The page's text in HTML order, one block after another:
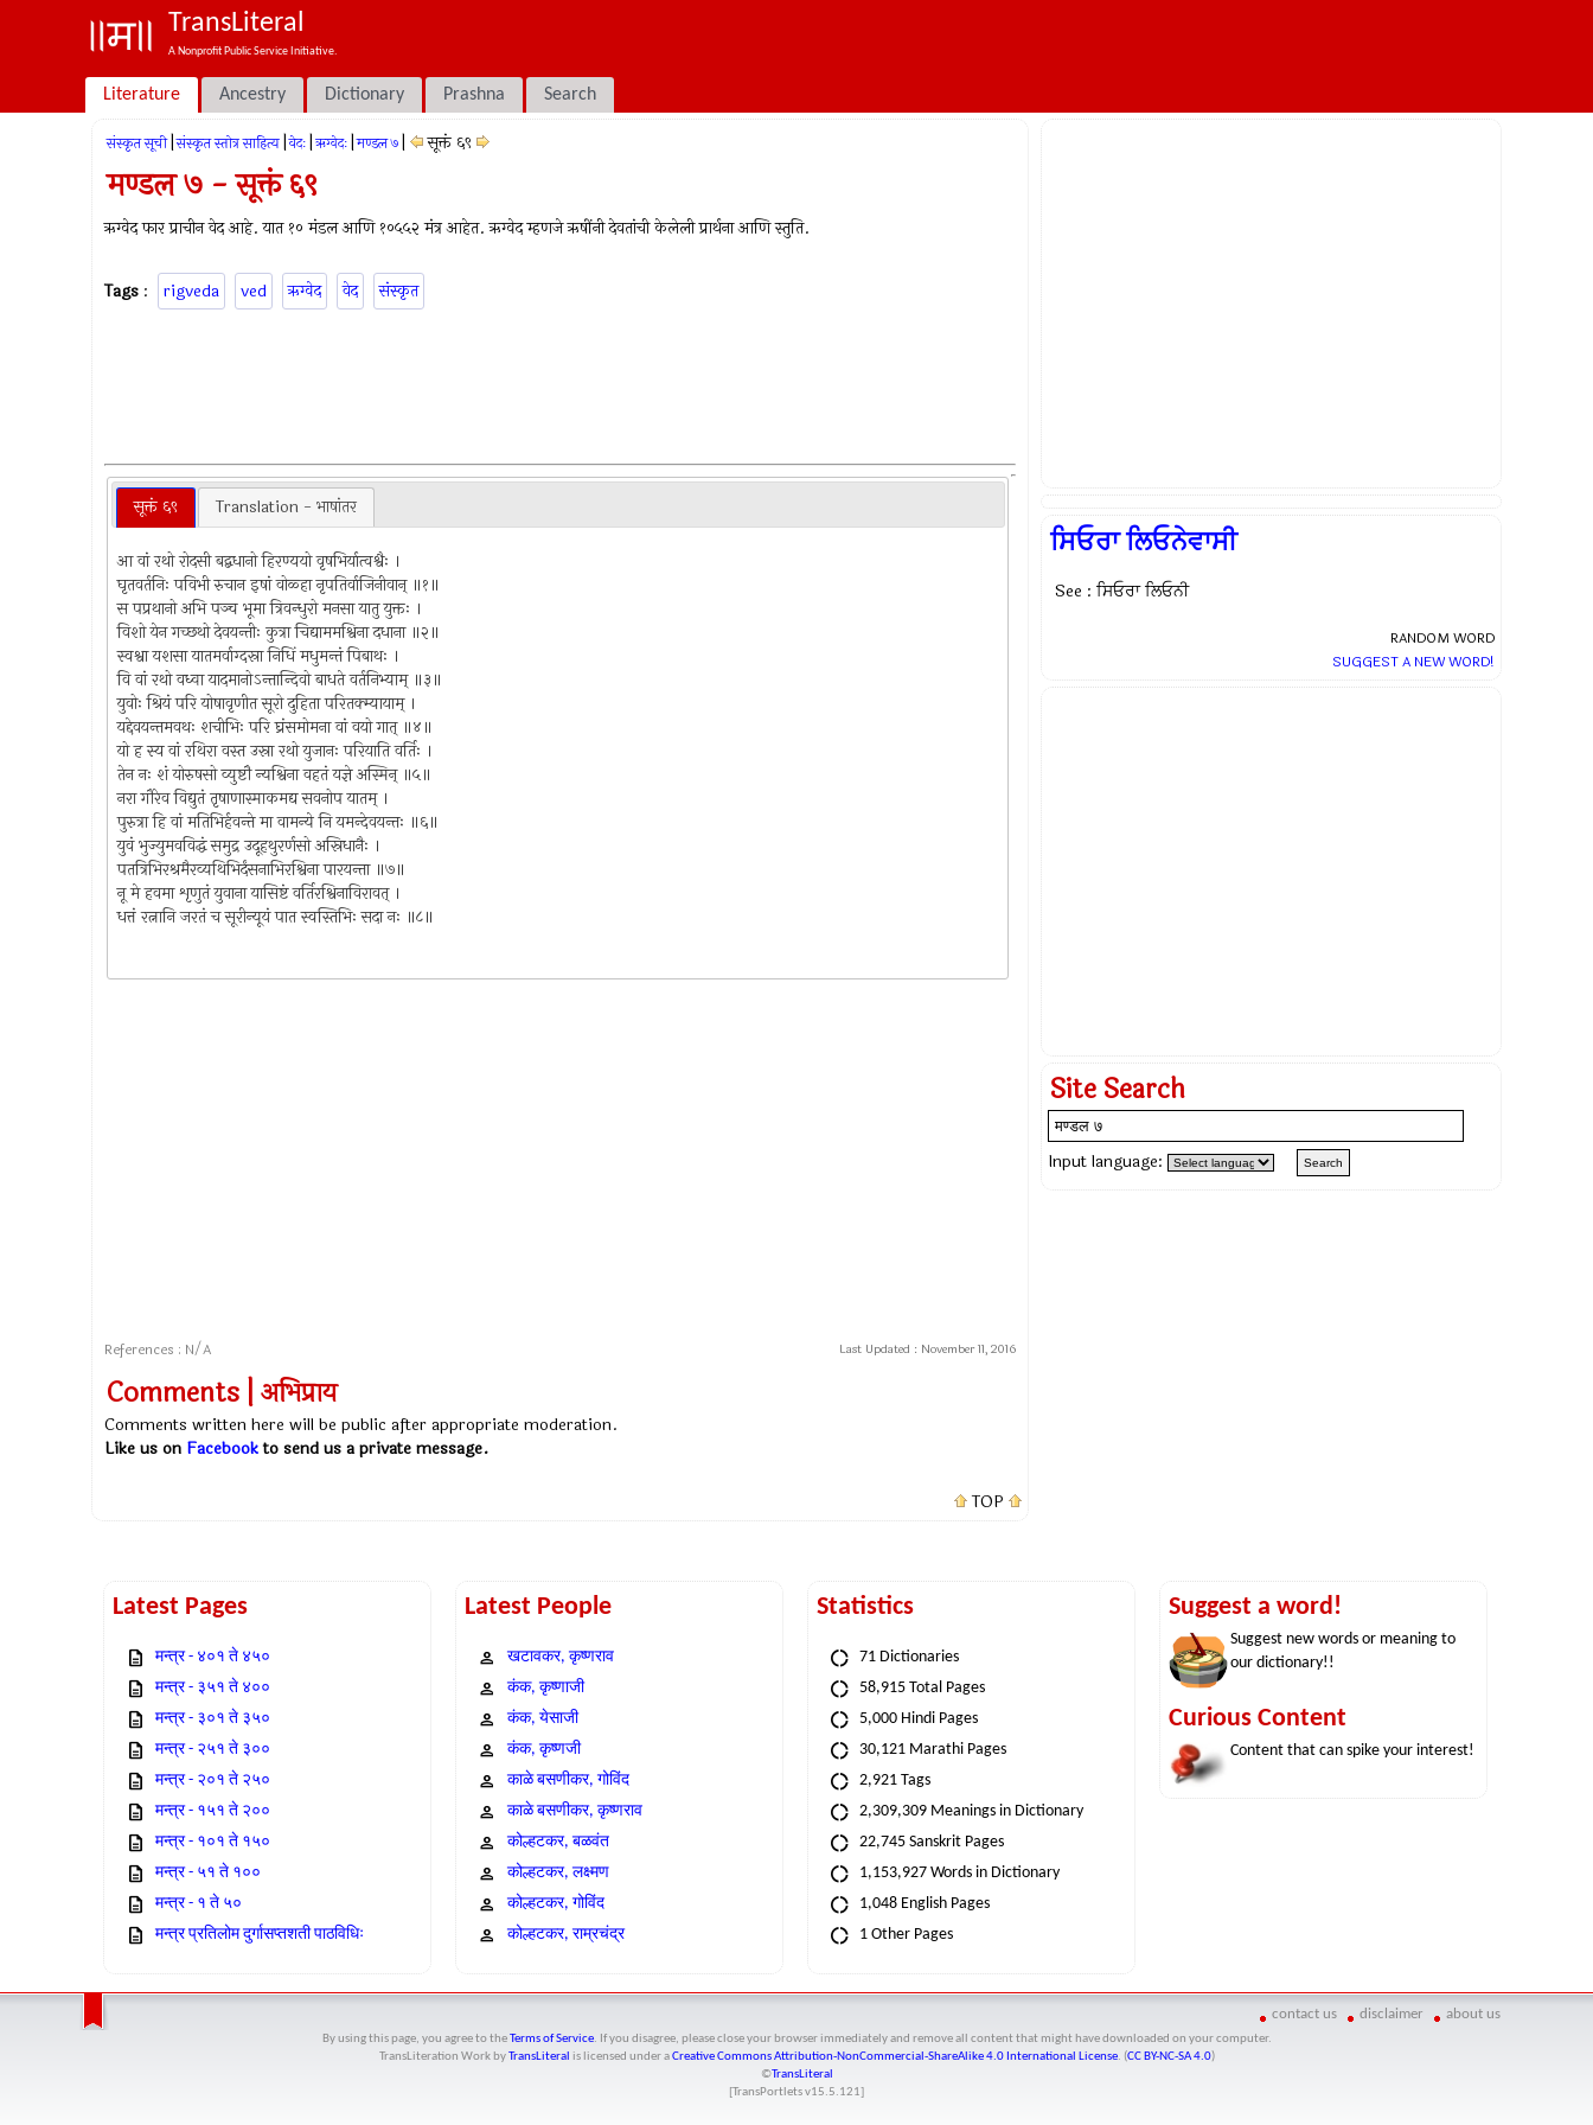
TransLiteral
A Nonprofit Public Service Initiative.
Literature Ancestry Dictionary Prashna Search
संस्कृत सूची संस्कृत स्तोत्र साहित्य वेदः ऋग्वेदः मण्डल ७ सूक्तं ६९
मण्डल ७ - सूक्तं ६९
ऋग्वेद फार प्राचीन वेद आहे. यात १० मंडल आणि १०५५२ मंत्र आहेत. ऋग्वेद म्हणजे ऋषींनी देवतांची केलेली प्रार्थना आणि स्तुति.
Tags : rigveda ved ऋग्वेद वेद संस्कृत
सूक्तं ६९ Translation - भाषांतर
आ वां रथो रोदसी बद्बधानो हिरण्ययो वृषभिर्यात्वश्वैः ।
घृतवर्तनिः पविभी रुचान इषां वोळ्हा नृपतिर्वाजिनीवान् ॥१॥
स पप्रथानो अभि पञ्च भूमा त्रिवन्धुरो मनसा यातु युक्तः ।
विशो येन गच्छथो देवयन्तीः कुत्रा चिद्याममश्विना दधाना ॥२॥
स्वश्वा यशसा यातमर्वाग्दस्रा निधिं मधुमन्तं पिबाथः ।
वि वां रथो वध्वा यादमानोऽन्तान्दिवो बाधते वर्तनिभ्याम् ॥३॥
युवोः श्रियं परि योषावृणीत सूरो दुहिता परितक्म्यायाम् ।
यद्देवयन्तमवथः शचीभिः परि घ्रंसमोमना वां वयो गात् ॥४॥
यो ह स्य वां रथिरा वस्त उस्रा रथो युजानः परियाति वर्तिः ।
तेन नः शं योरुषसो व्युष्टौ न्यश्विना वहतं यज्ञे अस्मिन् ॥५॥
नरा गौरेव विद्युतं तृषाणास्माकमद्य सवनोप यातम् ।
पुरुत्रा हि वां मतिभिर्हवन्ते मा वामन्ये नि यमन्देवयन्तः ॥६॥
युवं भुज्युमवविद्धं समुद्र उदूहथुरर्णसो अस्रिधानैः ।
पतत्रिभिरश्रमैरव्यथिभिर्दंसनाभिरश्विना पारयन्ता ॥७॥
नू मे हवमा शृणुतं युवाना यासिष्टं वर्तिरश्विनाविरावत् ।
धत्तं रत्नानि जरतं च सूरीन्यूयं पात स्वस्तिभिः सदा नः ॥८॥
References : N/A Last Updated : November 11, 2016
Comments | अभिप्राय
Comments written here will be public after appropriate moderation.
Like us on Facebookto send us a private message.
TOP
ਸਿਓਰਾ ਲਿਓਨੇਵਾਸੀ
See : ਸਿਓਰਾ ਲਿਓਨੀ
RANDOM WORD
SUGGEST A NEW WORD!
Site Search
Input language:
Latest Pages
मन्त्र - ४०१ ते ४५०
मन्त्र - ३५१ ते ४००
मन्त्र - ३०१ ते ३५०
मन्त्र - २५१ ते ३००
मन्त्र - २०१ ते २५०
मन्त्र - १५१ ते २००
मन्त्र - १०१ ते १५०
मन्त्र - ५१ ते १००
मन्त्र - १ ते ५०
मन्त्र प्रतिलोम दुर्गासप्तशती पाठविधिः
Latest People
खटावकर, कृष्णराव
कंक, कृष्णाजी
कंक, येसाजी
कंक, कृष्णजी
काळे बसणीकर, गोविंद
काळे बसणीकर, कृष्णराव
कोल्हटकर, बळवंत
कोल्हटकर, लक्ष्मण
कोल्हटकर, गोविंद
कोल्हटकर, राम्रचंद्र
Statistics
71 Dictionaries
58,915 Total Pages
5,000 Hindi Pages
30,121 Marathi Pages
2,921 Tags
2,309,309 Meanings in Dictionary
22,745 Sanskrit Pages
1,153,927 Words in Dictionary
1,048 English Pages
1 Other Pages
Suggest a word!
Suggest new words or meaning to
our dictionary!!
Curious Content
Content that can spike your interest!
contact us disclaimer about us
By using this page, you agree to the Terms of Service. If you disagree, please close your browser immediately and remove all content that might have downloaded on your computer.
TransLiteration Workby TransLiteral is licensed under aCreative Commons Attribution-NonCommercial-ShareAlike 4.0 International License. (CC BY-NC-SA 4.0)
©TransLiteral
[TransPortlets v15.5.121